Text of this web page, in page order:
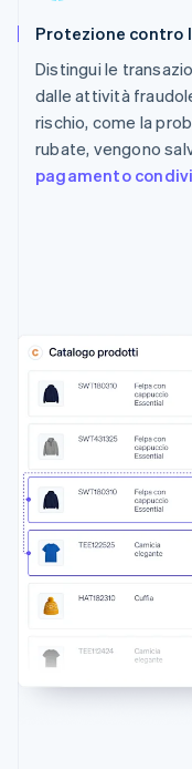
Protezione contro
Distingui le
dalle attività
rischio, come la
rubate, vengono
pagamento